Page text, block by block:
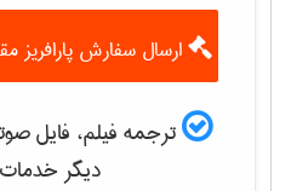
ارسال سفارش پارافریز
ترجمه فیلم، فایل
دیگر